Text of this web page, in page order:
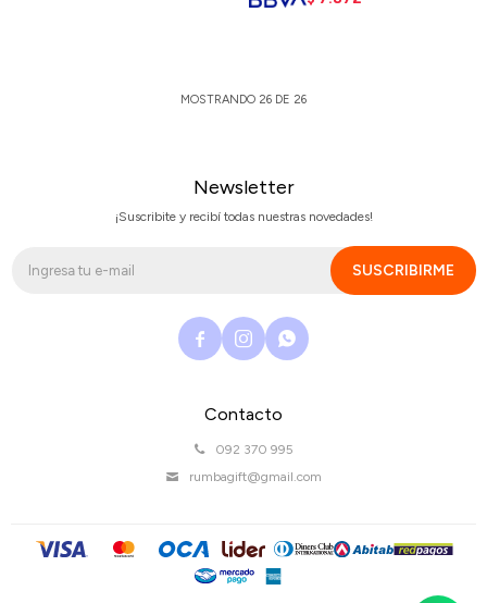
MOSTRANDO 26 DE 26
Contacto
092 370 995
rumbagift@gmail.com
Newsletter
¡Suscribite y recibí todas nuestras novedades!
SUSCRIBIRME
  